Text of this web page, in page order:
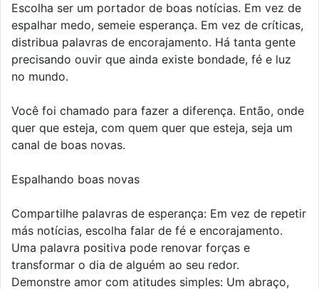
Escolha ser um portador de boas notícias. Em vez de
espalhar medo, semeie esperança. Em vez de críticas,
distribua palavras de encorajamento. Há tanta gente
precisando ouvir que ainda existe bondade, fé e luz
no mundo.
Você foi chamado para fazer a diferença. Então, onde
quer que esteja, com quem quer que esteja, seja um
canal de boas novas.
Espalhando boas novas
Compartilhe palavras de esperança: Em vez de repetir
más notícias, escolha falar de fé e encorajamento.
Uma palavra positiva pode renovar forças e
transformar o dia de alguém ao seu redor.
Demonstre amor com atitudes simples: Um abraço,